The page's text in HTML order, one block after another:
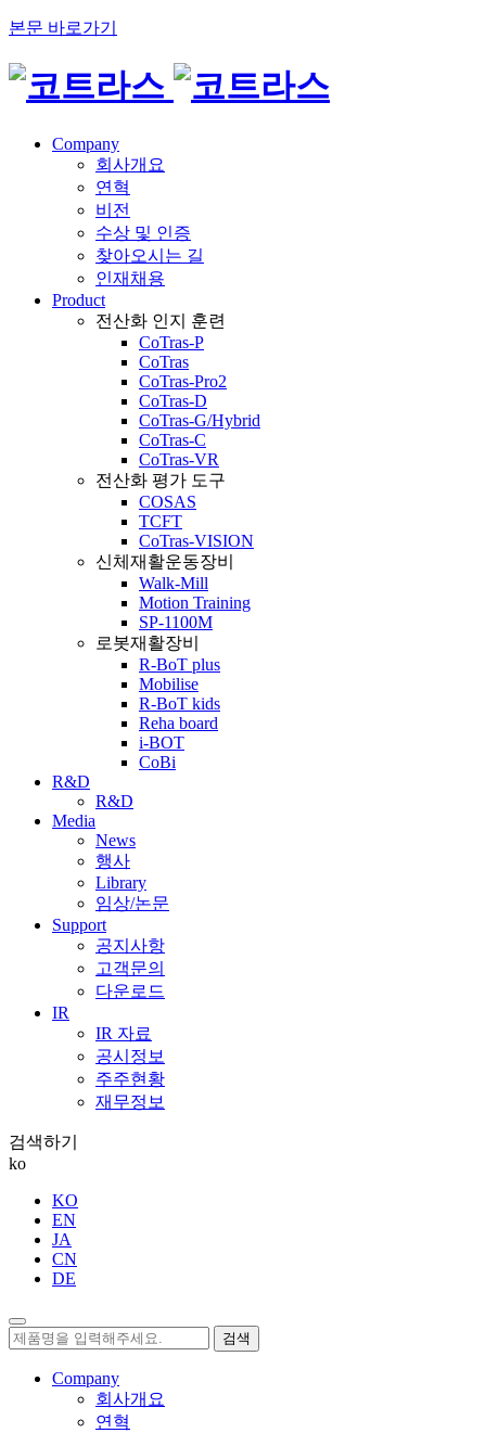
본문 바로가기
Company
회사개요
연혁
비전
수상 및 인증
찾아오시는 길
인재채용
Product
전산화 인지 훈련
CoTras-P
CoTras
CoTras-Pro2
CoTras-D
CoTras-G/Hybrid
CoTras-C
CoTras-VR
전산화 평가 도구
COSAS
TCFT
CoTras-VISION
신체재활운동장비
Walk-Mill
Motion Training
SP-1100M
로봇재활장비
R-BoT plus
Mobilise
R-BoT kids
Reha board
i-BOT
CoBi
R&D
R&D
Media
News
행사
Library
임상/논문
Support
공지사항
고객문의
다운로드
IR
IR 자료
공시정보
주주현황
재무정보
검색하기
ko
KO
EN
JA
CN
DE
검색
Company
회사개요
연혁